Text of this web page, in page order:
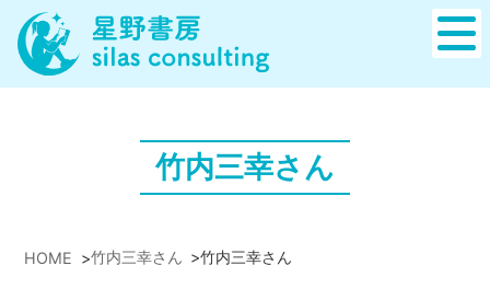
竹内三幸さん
HOME >竹内三幸さん >竹内三幸さん